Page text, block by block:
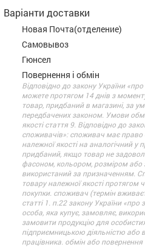
Варіанти доставки
Новая Почта(отделение)
Самовывоз
Гюнсел
Повернення і обмін
Відповідно до закону України
можете протягом 14 днів з
товар, придбаний в магазині, за
передбачених законом. Умови
якості стаття 9. Відповідно до
споживачів»: споживач має
належної якості на аналогічний у
придбаний, якщо товар не
фасоном, кольором, розміром
використаний за призначенням.
товару належної якості протягом
покупки. споживач (термін
статті 1. п.22 закону України
особа, яка купує, замовляє,
замовити продукцію для
підприємницькою діяльністю або
працівника. обмін або повернення